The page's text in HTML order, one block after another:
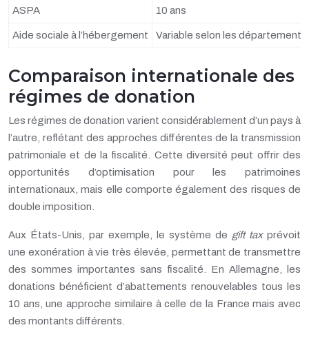
ASPA 10 ans
Aide sociale à l’hébergement Variable selon les départements
Comparaison internationale des
régimes de donation
Les régimes de donation varient considérablement d’un pays à
l’autre, reflétant des approches différentes de la transmission
patrimoniale et de la fiscalité. Cette diversité peut offrir des
opportunités d’optimisation pour les patrimoines
internationaux, mais elle comporte également des risques de
double imposition.
Aux États-Unis, par exemple, le système de gift tax prévoit
une exonération à vie très élevée, permettant de transmettre
des sommes importantes sans fiscalité. En Allemagne, les
donations bénéficient d’abattements renouvelables tous les
10 ans, une approche similaire à celle de la France mais avec
des montants différents.